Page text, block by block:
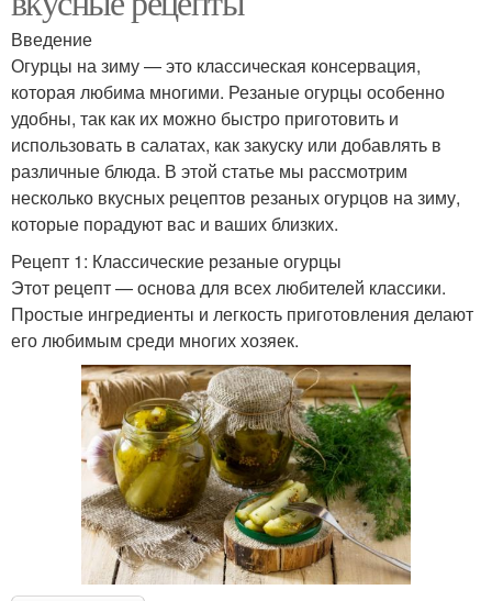
Введение
Огурцы на зиму — это классическая консервация,
которая любима многими. Резаные огурцы особенно
удобны, так как их можно быстро приготовить и
использовать в салатах, как закуску или добавлять в
различные блюда. В этой статье мы рассмотрим
несколько вкусных рецептов резаных огурцов на зиму,
которые порадуют вас и ваших близких.
Рецепт 1: Классические резаные огурцы
Этот рецепт — основа для всех любителей классики.
Простые ингредиенты и легкость приготовления делают
его любимым среди многих хозяек.